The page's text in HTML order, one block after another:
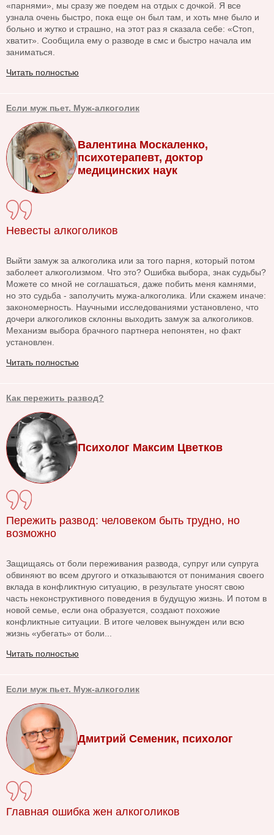
«парнями», мы сразу же поедем на отдых с дочкой. Я все
узнала очень быстро, пока еще он был там, и хоть мне было и
больно и жутко и страшно, на этот раз я сказала себе: «Стоп,
хватит». Сообщила ему о разводе в смс и быстро начала им
заниматься.
Читать полностью
Если муж пьет. Муж-алкоголик
Валентина Москаленко,
психотерапевт, доктор
медицинских наук
Невесты алкоголиков
Выйти замуж за алкоголика или за того парня, который потом
заболеет алкоголизмом. Что это? Ошибка выбора, знак судьбы?
Можете со мной не соглашаться, даже побить меня камнями,
но это судьба - заполучить мужа-алкоголика. Или скажем иначе:
закономерность. Научными исследованиями установлено, что
дочери алкоголиков склонны выходить замуж за алкоголиков.
Механизм выбора брачного партнера непонятен, но факт
установлен.
Читать полностью
Как пережить развод?
Психолог Максим Цветков
Пережить развод: человеком быть трудно, но
возможно
Защищаясь от боли переживания развода, супруг или супруга
обвиняют во всем другого и отказываются от понимания своего
вклада в конфликтную ситуацию, в результате уносят свою
часть неконструктивного поведения в будущую жизнь. И потом в
новой семье, если она образуется, создают похожие
конфликтные ситуации. В итоге человек вынужден или всю
жизнь «убегать» от боли...
Читать полностью
Если муж пьет. Муж-алкоголик
Дмитрий Семеник, психолог
Главная ошибка жен алкоголиков